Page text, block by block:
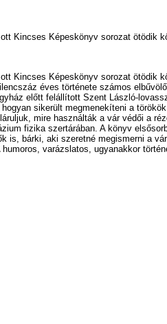
Kincses Képeskönyv sorozat ötödik
Kincses Képeskönyv sorozat ötödik
éves története számos
előtt felállított Szent László-
sikerült megmenekíteni a
mire használták a vár védői a
fizika szertárában. A könyv
is, bárki, aki szeretné megismerni a
humoros, varázslatos, ugyanakkor